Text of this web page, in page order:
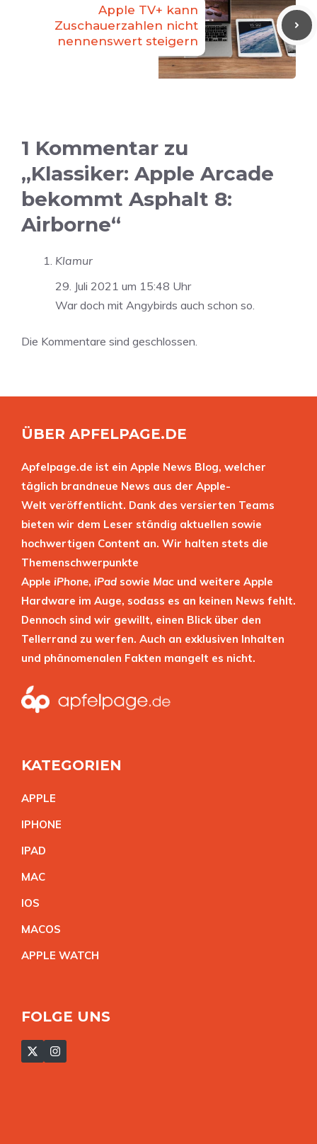
Apple TV+ kann
Zuschauerzahlen nicht
nennenswert steigern
1 Kommentar zu
„Klassiker: Apple Arcade
bekommt Asphalt 8:
Airborne“
Klamur
29. Juli 2021 um 15:48 Uhr
War doch mit Angybirds auch schon so.
Die Kommentare sind geschlossen.
ÜBER APFELPAGE.DE
Apfelpage.de ist ein Apple News Blog, welcher
täglich brandneue News aus der Apple-
Welt veröffentlicht. Dank des versierten Teams
bieten wir dem Leser ständig aktuellen sowie
hochwertigen Content an. Wir halten stets die
Themenschwerpunkte
Apple iPhone, iPad sowie Mac und weitere Apple
Hardware im Auge, sodass es an keinen News fehlt.
Dennoch sind wir gewillt, einen Blick über den
Tellerrand zu werfen. Auch an exklusiven Inhalten
und phänomenalen Fakten mangelt es nicht.
KATEGORIEN
APPLE
IPHONE
IPAD
MAC
IOS
MACOS
APPLE WATCH
FOLGE UNS